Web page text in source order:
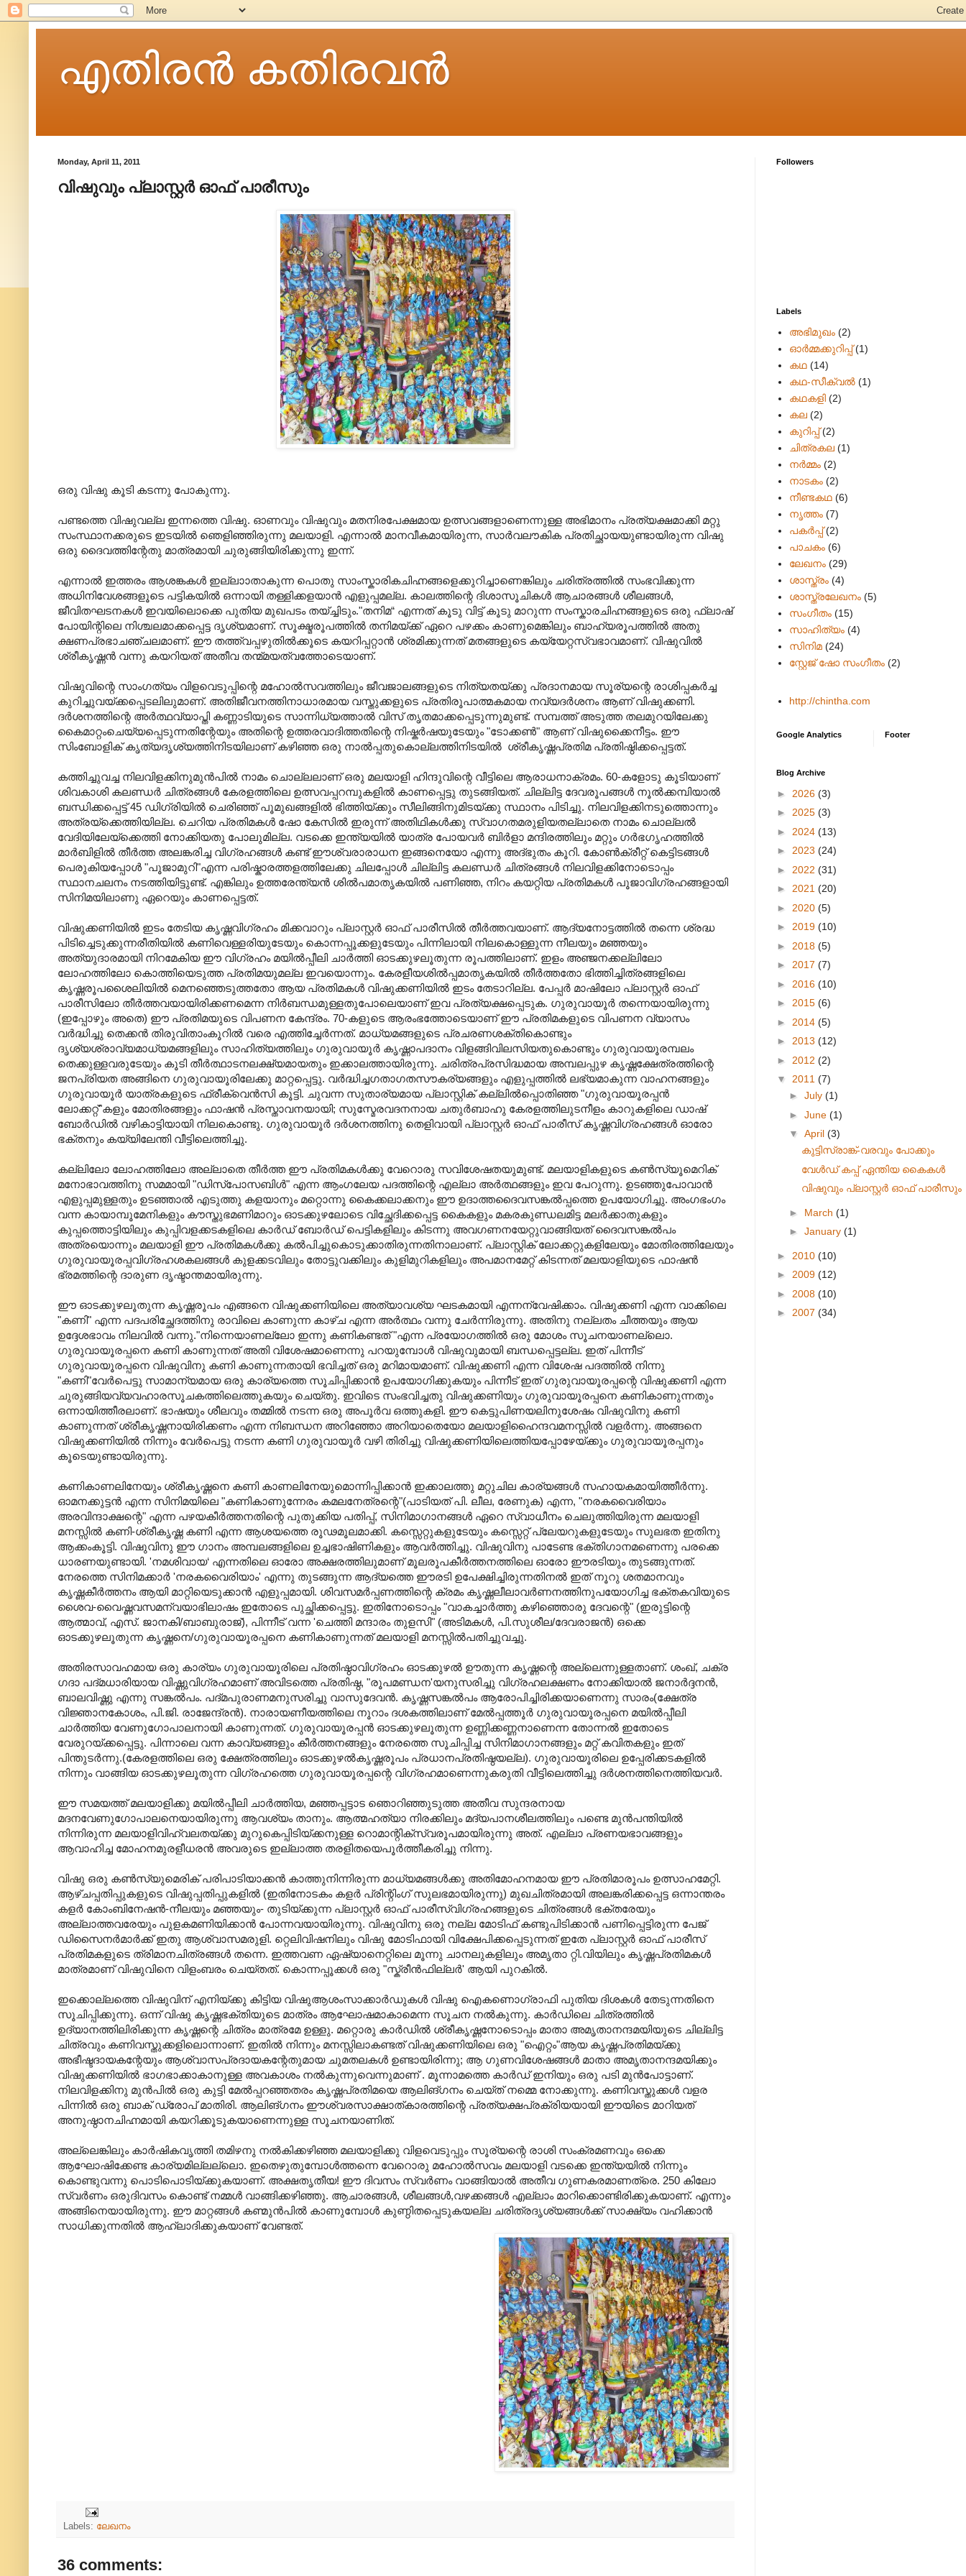
എതിരന്‍ കതിരവന്‍
Monday, April 11, 2011
വിഷുവും പ്ലാസ്റ്റര്‍ ഓഫ് പാരീസും
ഒരു വിഷു കൂടി കടന്നു പോകുന്നു.
പണ്ടത്തെ വിഷുവല്ല ഇന്നത്തെ വിഷു. ഓണവും വിഷുവും മതനിരപേക്ഷമായ ഉത്സവങ്ങളാണെന്നുള്ള അഭിമാനം പ്രത്യക്ഷമാക്കി മറ്റു
സംസ്ഥാനക്കരുടെ ഇടയില്‍ ഞെളിഞ്ഞിരുന്നു മലയാളി. എന്നാൽ മാനവീകമായിരുന്ന, സാര്‍വലൗകിക പ്രതിച്ഛായയുണ്ടായിരുന്ന വിഷു
ഒരു ദൈവത്തിന്റേതു മാത്രമായി ചുരുങ്ങിയിരിക്കുന്നു ഇന്ന്.
എന്നാൽ ഇത്തരം ആശങ്കകൾ ഇല്ലാ‍ാതാകുന്ന പൊതു സാംസ്കാരികചിഹ്നങ്ങളെക്കുറിച്ചാണെങ്കിലും ചരിത്രത്തിൽ സംഭവിക്കുന്ന
അധിനിവേശങ്ങളൂടെ പട്ടികയിൽ ഒന്നായി തള്ളിക്കളയാൻ എളുപ്പമല്ല. കാലത്തിന്റെ ദിശാസൂചികള്‍ ആചാരങ്ങള്‍ ശീലങ്ങള്‍,
ജീവിതഘടനകള്‍ ഇവയിലൊക്കെ പുതിയ മുഖപടം തയ്ച്ചിടും."തനിമ“ എന്നത്‌ കൂടു വിട്ട്‌ കൂടു മാറുന്ന സംസ്കാരചിഹ്നങ്ങളുടെ ഒരു ഫ്ലാഷ്‌
പോയിന്റിലെ നിശ്ചലമാക്കപ്പെട്ട ദൃശ്യമാണ്‌. സൂക്ഷ്മരൂപത്തില്‍ തനിമയ്ക്ക്‌ ഏറെ പഴക്കം കാണുമെങ്കിലും ബാഹ്യരൂപത്തില്‍ അതു
ക്ഷണപ്രഭാചഞ്ചലമാണ്‌. ഈ തത്ത്വപ്പഴുതിൽക്കൂടെ കയറിപ്പറ്റാൻ ശ്രമിക്കുന്നത് മതങ്ങളുടെ കയ്യേറ്റസ്വഭാവമാണ്. വിഷുവിൽ
ശ്രീകൃഷ്ണൻ വന്നു കയറിയത് അതീവ തന്മ്മയത്വത്തോടെയാണ്.
വിഷുവിന്റെ സാംഗത്യം വിളവെടുപ്പിന്റെ മഹോല്‍സവത്തിലും ജീവജാലങ്ങളുടെ നിത്യതയ്ക്കു പ്രദാനമായ സൂര്യന്റെ രാശിപ്പകര്‍ച്ച
കുറിച്ചുവയ്ക്കപ്പെടലിലുമാണ്‌. അതിജീവനത്തിനാധാരമായ വസ്തുക്കളുടെ പ്രതിരൂപാത്മകമായ നവ്യദര്‍ശനം ആണ്‌ വിഷുക്കണി.
ദര്‍ശനത്തിന്റെ അര്‍ത്ഥവ്യാപ്തി കണ്ണാടിയുടെ സാന്നിധ്യത്താല്‍ വിസ്‌ തൃതമാക്കപ്പെടുന്നുമുണ്ട്‌. സമ്പത്ത്‌ അടുത്ത തലമുറയിലേക്കു
കൈമാറ്റംചെയ്യപ്പെടുന്നതിന്റേയും അതിന്റെ ഉത്തരവാദിത്തതിന്റെ നിഷ്കര്‍ഷയുടേയും "ടോക്കണ്‍" ആണ്‌ വിഷുക്കൈനീട്ടം. ഈ
സിംബോളിക്‌ കൃത്യദൃശ്യത്തിനിടയിലാണ്‌ കഴിഞ്ഞ ഒരു നാൽപ്പതുകൊല്ലത്തിനിടയിൽ ശ്രീകൃഷ്ണപ്രതിമ പ്രതിഷ്ഠിക്കപ്പെട്ടത്‌.
കത്തിച്ചുവച്ച നിലവിളക്കിനുമുന്‍പില്‍ നാമം ചൊല്ലലാണ്‌ ഒരു മലയാളി ഹിന്ദുവിന്റെ വീട്ടിലെ ആരാധനാക്രമം. 60-കളോടു കൂടിയാണ്‌
ശിവകാശി കലണ്ഡര്‍ ചിത്രങ്ങള്‍ കേരളത്തിലെ ഉത്സവപ്പറമ്പുകളില്‍ കാണപ്പെട്ടു തുടങ്ങിയത്‌. ചില്ലിട്ട ദേവരൂപങ്ങള്‍ നൂല്‍ക്കമ്പിയാല്‍
ബന്ധിക്കപ്പെട്ട്‌ 45 ഡിഗ്രിയില്‍ ചെരിഞ്ഞ്‌ പൂമുഖങ്ങളില്‍ ഭിത്തിയ്ക്കും സീലിങ്ങിനുമിടയ്ക്കു സ്ഥാനം പിടിച്ചു. നിലവിളക്കിനടുത്തൊന്നും
അത്രയ്ക്കെത്തിയില്ല. ചെറിയ പ്രതിമകള്‍ ഷോ കേസില്‍ ഇരുന്ന്‌ അതിഥികള്‍ക്കു സ്വാഗതമരുളിയതല്ലാതെ നാമം ചൊല്ലല്‍
വേദിയിലേയ്ക്കെത്തി നോക്കിയതു പോലുമില്ല. വടക്കെ ഇന്ത്യയില്‍ യാത്ര പോയവര്‍ ബിര്‍ളാ മന്ദിരത്തിലും മറ്റും ഗര്‍ഭഗൃഹത്തില്‍
മാര്‍ബിളില്‍ തീര്‍ത്ത അലങ്കരിച്ച വിഗ്രഹങ്ങള്‍ കണ്ട്‌ ഈശ്വരാരാധന ഇങ്ങനെയോ എന്നു അദ്ഭുതം കൂറി. കോണ്‍ക്രീറ്റ്‌ കെട്ടിടങ്ങള്‍
പെരുകിയപ്പോള്‍ "പൂജാമുറി"എന്ന പരിഷ്കാരത്തളത്തിലേക്കു ചിലപ്പോള്‍ ചില്ലിട്ട കലണ്ഡര്‍ ചിത്രങ്ങള്‍ നിലവിളക്കിനോടൊപ്പം
സ്ഥാനചലനം നടത്തിയിട്ടുണ്ട്‌. എങ്കിലും ഉത്തരേന്ത്യന്‍ ശില്‍പമാതൃകയില്‍ പണിഞ്ഞ, നിറം കയറ്റിയ പ്രതിമകള്‍ പൂജാവിഗ്രഹങ്ങളായി
സിനിമയിലാണു ഏറെയും കാണപ്പെട്ടത്‌.
വിഷുക്കണിയില്‍ ഇടം തേടിയ കൃഷ്ണവിഗ്രഹം മിക്കവാറും പ്ലാസ്റ്റര്‍ ഓഫ്‌ പാരീസില്‍ തീര്‍ത്തവയാണ്‌. ആദ്യനോട്ടത്തില്‍ തന്നെ ശ്രദ്ധ
പിടിച്ചെടുക്കുന്നരീതിയില്‍ കണിവെള്ളരിയുടേയും കൊന്നപ്പൂക്കളുടേയും പിന്നിലായി നിലകൊള്ളുന്ന നീലയും മഞ്ഞയും
അത്യുദാരമായി നിറമേകിയ ഈ വിഗ്രഹം മയില്‍പ്പീലി ചാര്‍ത്തി ഓടക്കുഴലൂതുന്ന രൂപത്തിലാണ്‌. ഇളം അഞ്ജനക്കല്ലിലോ
ലോഹത്തിലോ കൊത്തിയെടുത്ത പ്രതിമയുമല്ല ഇവയൊന്നും. കേരളീയശില്‍പ്പമാതൃകയില്‍ തീര്‍ത്തതോ ഭിത്തിച്ചിത്രങ്ങളിലെ
കൃഷ്ണരൂപശൈലിയില്‍ ‍മെനഞ്ഞെടുത്തതോ ആയ പ്രതിമകള്‍ വിഷുക്കണിയില്‍ ഇടം തേടാറില്ല. പേപ്പര്‍ മാഷിലോ പ്ലാസ്റ്റര്‍ ഓഫ്‌
പാരീസിലോ തീര്‍ത്തവയായിരിക്കണമെന്ന നിര്‍ബന്ധമുള്ളതുപോലെയാണ്‌ ഇവ പ്രത്യക്ഷപ്പെടുക. ഗുരുവായൂര്‍ തന്നെയായിരുന്നു
(ഇപ്പോഴും അതെ) ഈ പ്രതിമയുടെ വിപണന കേന്ദ്രം. 70-കളുടെ ആരംഭത്തോടെയാണ്‌ ഈ പ്രതിമകളുടെ വിപണന വ്യാസം
വര്‍ദ്ധിച്ചു തെക്കന്‍ തിരുവിതാംകൂറില്‍ വരെ എത്തിച്ചേര്‍ന്നത്‌. മാധ്യമങ്ങളുടെ പ്രചരണശക്തികൊണ്ടും
ദൃശ്യശ്രാവ്യമാധ്യമങ്ങളിലും സാഹിത്യത്തിലും ഗുരുവായൂര്‍ കൃഷ്ണാപദാനം വിളങ്ങിവിലസിയതുകൊണ്ടും ഗുരുവായൂരമ്പലം
തെക്കുള്ളവരുടേയും കൂടി തീര്‍ത്ഥാടനലക്ഷ്യമായതും ഇക്കാലത്തായിരുന്നു. ചരിത്രപ്രസിദ്ധമായ അമ്പലപ്പുഴ കൃഷ്ണക്ഷേത്രത്തിന്റെ
ജനപ്രിയത അങ്ങിനെ ഗുരുവായൂരിലേക്കു മാറ്റപ്പെട്ടു. വര്‍ദ്ധിച്ചഗതാഗതസൗകര്യങ്ങളും എളുപ്പത്തില്‍ ലഭ്യമാകുന്ന വാഹനങ്ങളും
ഗുരുവായൂര്‍ യാത്രകളുടെ ഫ്രീക്വെന്‍സി കൂട്ടി. ചുവന്ന സുതാര്യമായ പ്ലാസ്റ്റിക്‌ കല്ലില്‍പ്പൊതിഞ്ഞ "ഗുരുവായൂരപ്പന്‍
ലോക്കറ്റ്‌"കളും മോതിരങ്ങളും ഫാഷന്‍ പ്രസ്താവനയായി; സുസ്മേരവദനനായ ചതുര്‍ബാഹു കേരളത്തിലുടനീളം കാറുകളിലെ ഡാഷ്
ബോര്‍‍ഡില്‍ വഴികാട്ടിയായി നിലകൊണ്ടു. ഗുരുവായൂര്‍ ദര്‍ശനത്തിനു തെളിവായി പ്ലാസ്റ്റര്‍ ഓഫ്‌ പാരീസ്‌ കൃഷ്ണവിഗ്രഹങ്ങള്‍ ഓരോ
ഭക്തനും കയ്യിലേന്തി വീട്ടിലെത്തിച്ചു.
കല്ലിലോ ലോഹത്തിലോ അല്ലാതെ തീര്‍ത്ത ഈ പ്രതിമകള്‍ക്കു വേറൊരു സവിശേഷതയുമുണ്ട്‌. മലയാളികളുടെ കണ്‍സ്യൂമെറിക്‌
മനോഭാവത്തിനു സമമായി "ഡിസ്പോസബിള്‍" എന്ന ആംഗലേയ പദത്തിന്റെ എല്ലാ അര്‍ത്ഥങ്ങളും ഇവ പേറുന്നു. ഉടഞ്ഞുപോവാന്‍
എളുപ്പമുള്ളതും ഉടഞ്ഞാല്‍ എടുത്തു കളയാനും മറ്റൊന്നു കൈക്കലാക്കനും ഈ ഉദാത്തദൈവസങ്കല്‍പ്പത്തെ ഉപയോഗിച്ചു. അംഗഭംഗം
വന്ന കായാമ്പൂമേനികളും കൗസ്തുഭമണിമാറും ഓടക്കുഴലോടെ വിച്ഛേദിക്കപ്പെട്ട കൈകളും മകരകുണ്ഡലമിട്ട മലര്‍ക്കാതുകളും
കുപ്പത്തൊട്ടിയിലും കുപ്പിവളക്കടകളിലെ കാര്‍ഡ്‌ ബോര്‍ഡ്‌ പെട്ടികളിലും കിടന്നു അവഗണനയേറ്റുവാങ്ങിയത്‌ ദൈവസങ്കല്‍പം
അത്രയൊന്നും മലയാളി ഈ പ്രതിമകള്‍ക്കു കല്‍പിച്ചുകൊടുക്കാതിരുന്നതിനാലാണ്‌. പ്ലാസ്റ്റിക്‌ ലോക്കറ്റുകളിലേയും മോതിരത്തിലേയും
ഗുരുവായൂരപ്പവിഗ്രഹശകലങ്ങള്‍ കുളക്കടവിലും തോട്ടുവക്കിലും കുളിമുറികളിലും അപമാനമേറ്റ്‌ കിടന്നത്‌ മലയാളിയുടെ ഫാഷന്‍
ഭ്രമത്തിന്റെ ദാരുണ ദൃഷ്ടാന്തമായിരുന്നു.
ഈ ഓടക്കുഴലൂതുന്ന കൃഷ്ണരൂപം എങ്ങനെ വിഷുക്കണിയിലെ അത്യാവശ്യ ഘടകമായി എന്നന്വേഷിക്കാം. വിഷുക്കണി എന്ന വാക്കിലെ
"കണി" എന്ന പദപരിച്ഛേദത്തിനു രാവിലെ കാണുന്ന കാഴ്ച എന്ന അര്‍ത്ഥം വന്നു ചേര്‍ന്നിരുന്നു. അതിനു നല്ലതം ചീത്തയും ആയ
ഉദ്ദേശഭാവം നിലവില്‍ വന്നു."നിന്നെയാണല്ലോ ഇന്നു കണികണ്ടത്‌ "എന്ന പ്രയോഗത്തില്‍ ഒരു മോശം സൂചനയാണല്ലൊ.
ഗുരുവായൂരപ്പനെ കണി കാണുന്നത്‌ അതി വിശേഷമാണെന്നു പറയുമ്പോള്‍ വിഷുവുമായി ബന്ധപ്പെട്ടല്ല. ഇത്‌ പിന്നീട്‌
ഗുരുവായൂരപ്പനെ വിഷുവിനു കണി കാണുന്നതായി ഭവിച്ചത്‌ ഒരു മറിമായമാണ്‌. വിഷുക്കണി എന്ന വിശേഷ പദത്തില്‍ നിന്നു
"കണി"വേര്‍പെട്ടു സാമാന്യമായ ഒരു കാര്യത്തെ സൂചിപ്പിക്കാന്‍ ഉപയോഗിക്കുകയും പിന്നീട്‌ ഇത്‌ ഗുരുവായൂരപ്പന്റെ വിഷുക്കണി എന്ന
ചുരുങ്ങിയവ്യവഹാരസൂചകത്തിലെത്തുകയും ചെയ്തു. ഇവിടെ സംഭവിച്ചതു വിഷുക്കണിയും ഗുരുവായൂരപ്പനെ കണികാണുന്നതും
ഒന്നായിത്തീരലാണ്‌. ഭാഷയും ശീലവും തമ്മില്‍ നടന്ന ഒരു അപൂര്‍വ ഒത്തുകളി. ഈ കെട്ടുപിണയലിനുശേഷം വിഷുവിനു കണി
കാണുന്നത്‌ ശ്രീകൃഷ്ണനായിരിക്കണം എന്ന നിബന്ധന അറിഞ്ഞോ അറിയാതെയോ മലയാളിഹൈന്ദവമനസ്സില്‍ വളര്‍ന്നു. അങ്ങനെ
വിഷുക്കണിയില്‍ നിന്നും വേര്‍പെട്ടു നടന്ന കണി ഗുരുവായൂര്‍ വഴി തിരിച്ചു വിഷുക്കണിയിലെത്തിയപ്പോഴേയ്ക്കും ഗുരുവായൂരപ്പനും
കൂടെയുണ്ടായിരുന്നു.
കണികാണലിനേയും ശ്രീകൃഷ്ണനെ കണി കാണലിനേയുമൊന്നിപ്പിക്കാന്‍ ഇക്കാലത്തു മറ്റുചില കാര്യങ്ങള്‍ സഹായകമായിത്തീര്‍ന്നു.
ഓമനക്കുട്ടന്‍ എന്ന സിനിമയിലെ "കണികാണുന്നേരം കമലനേത്രന്റെ"(പാടിയത്‌ പി. ലീല, രേണുക) എന്ന, "നരകവൈരിയാം
അരവിന്ദാക്ഷന്റെ" എന്ന പഴയകീര്‍ത്തനതിന്റെ പുതുക്കിയ പതിപ്പ്, സിനിമാഗാനങ്ങള്‍ ഏറെ സ്വാധീനം ചെലുത്തിയിരുന്ന മലയാളി
മനസ്സില്‍ കണി-ശ്രീകൃഷ്ണ കണി എന്ന ആശയത്തെ രൂഢമൂലമാക്കി. കസ്സെറ്റുകളുടേയും കസ്സെറ്റ്‌ പ്ലേയറുകളുടേയും സുലഭത ഇതിനു
ആക്കംകൂട്ടി. വിഷുവിനു ഈ ഗാനം അമ്പലങ്ങളിലെ ഉച്ചഭാഷിണികളും ആവര്‍ത്തിച്ചു. വിഷുവിനു പാടേണ്ട ഭക്തിഗാനമണെന്നു പരക്കെ
ധാരണയുണ്ടായി. 'നമശിവായ‘ എന്നതിലെ ഓരോ അക്ഷരത്തിലുമാണ്‌ മൂലരൂപകീര്‍ത്തനത്തിലെ ഓരോ ഈരടിയും തുടങ്ങുന്നത്‌.
നേരത്തെ സിനിമക്കാര്‍ 'നരകവൈരിയാം' എന്നു തുടങ്ങുന്ന ആദ്യത്തെ ഈരടി ഉപേക്ഷിച്ചിരുന്നതിനല്‍ ഇത്‌ നൂറു ശതമാനവും
കൃഷ്ണകീര്‍ത്തനം ആയി മാറ്റിയെടുക്കാന്‍ എളുപ്പമായി. ശിവസമര്‍പ്പണത്തിന്റെ ക്രമം കൃഷ്ണലീലാവര്‍ണനത്തിനുപയോഗിച്ച ഭക്തകവിയുടെ
ശൈവ-വൈഷ്ണവസമന്വയാഭിലാഷം ഇതോടെ പുച്ഛിക്കപ്പെട്ടു. ഇതിനോടൊപ്പം "വാകച്ചാര്‍ത്തു കഴിഞ്ഞൊരു ദേവന്റെ" (ഇരുട്ടിന്റെ
ആത്മാവ്‌, എസ്‌. ജാനകി/ബാബുരാജ്‌), പിന്നീട്‌ വന്ന 'ചെത്തി മന്ദാരം തുളസി" (അടിമകള്‍, പി.സുശീല/ദേവരാജന്‍) ഒക്കെ
ഓടക്കുഴലൂതുന്ന കൃഷ്ണനെ/ഗുരുവായൂരപ്പനെ കണികാണുന്നത്‌ മലയാളി മനസ്സില്‍പതിച്ചുവച്ചു.
അതിരസാവഹമായ ഒരു കാര്യം ഗുരുവായൂരിലെ പ്രതിഷ്ഠാവിഗ്രഹം ഓടക്കുഴല്‍ ഊതുന്ന കൃഷ്ണന്റെ അല്ലെന്നുള്ളതാണ്‌. ശംഖ്‌, ചക്ര
ഗദാ പദ്മധാരിയായ വിഷ്ണുവിഗ്രഹമാണ്‌ അവിടത്തെ പ്രതിഷ്ഠ, "രൂപമണ്ഡന'യനുസരിച്ചു വിഗ്രഹലക്ഷണം നോക്കിയാല്‍ ജനാര്‍ദ്ദനന്‍,
ബാലവിഷ്ണു എന്നു സങ്കല്‍പം. പദ്മപുരാണമനുസരിച്ചു വാസുദേവന്‍. കൃഷ്ണസങ്കല്‍പം ആരോപിച്ചിരിക്കയാണെന്നു സാരം(ക്ഷേത്ര
വിജ്ഞാനകോശം, പി.ജി. രാജേന്ദ്രന്‍). നാരായണീയത്തിലെ നൂറാം ദശകത്തിലാണ്‌ മേല്‍പ്പത്തൂര്‍ ഗുരുവായൂരപ്പനെ മയില്‍പ്പീലി
ചാര്‍ത്തിയ വേണുഗോപാലനായി കാണുന്നത്‌. ഗുരുവായൂരപ്പന്‍ ഓടക്കുഴലൂതുന്ന ഉണ്ണിക്കണ്ണനാണെന്ന തോന്നല്‍ ഇതോടെ
വേരുറയ്ക്കപ്പെട്ടു. പിന്നാലെ വന്ന കാവ്യങ്ങളും കീര്‍ത്തനങ്ങളും നേരത്തെ സൂചിപ്പിച്ച സിനിമാഗാനങ്ങളും മറ്റ്‌ കവിതകളും ഇത്‌
പിന്തുടര്‍ന്നു.(കേരളത്തിലെ ഒരു ക്ഷേത്രത്തിലും ഓടക്കുഴല്‍കൃഷ്ണരൂപം പ്രധാനപ്രതിഷ്ഠയല്ല). ഗുരുവായൂരിലെ ഉപ്പേരിക്കടകളില്‍
നിന്നും വാങ്ങിയ ഓടക്കുഴലൂതുന്ന വിഗ്രഹത്തെ ഗുരുവായൂരപ്പന്റെ വിഗ്രഹമാണെന്നുകരുതി വീട്ടിലെത്തിച്ചു ദര്‍ശനത്തിനെത്തിയവര്‍.
ഈ സമയത്ത്‌ മലയാളിക്കു മയില്‍പ്പീലി ചാര്‍ത്തിയ, മഞ്ഞപ്പട്ടാട ഞൊറിഞ്ഞുടുത്ത അതീവ സുന്ദരനായ
മദനവേണുഗോപാലനെയായിരുന്നു ആവശ്യം താനും. ആത്മഹത്യാ നിരക്കിലും മദ്യപാനശീലത്തിലും പണ്ടെ മുന്‍പന്തിയില്‍
നിന്നിരുന്ന മലയാളിവിഹ്വലതയ്ക്കു മുറുകെപ്പിടിയ്ക്കനുള്ള റൊമാന്റിക്‌സ്വരൂപമായിരുന്നു അത്‌. എല്ലാ പ്രണയഭാവങ്ങളും
ആവാഹിച്ച മോഹനമുരളീധരന്‍ അവരുടെ ഇല്ലാത്ത തരളിതയെപൂര്‍ത്തീകരിച്ചു നിന്നു.
വിഷു ഒരു കണ്‍സ്യുമെരിക് പരിപാടിയാക്കന്‍ കാത്തുനിന്നിരുന്ന മാധ്യമങ്ങള്‍ക്കു അതിമോഹനമായ ഈ പ്രതിമാരൂപം ഉത്സാഹമേറ്റി.
ആഴ്ചപ്പതിപ്പുകളുടെ വിഷുപ്പതിപ്പുകളില്‍ (ഇതിനോടകം കളര്‍ പ്രിന്റിംഗ്‌ സുലഭമായിരുന്നു) മുഖചിത്രമായി അലങ്കരിക്കപ്പെട്ട ഒന്നാന്തരം
കളര്‍ കോംബിനേഷന്‍-നീലയും മഞ്ഞയും- തുടിയ്ക്കുന്ന പ്ലാസ്റ്റര്‍ ഓഫ്‌ പാരീസ്‌വിഗ്രഹങ്ങളുടെ ചിത്രങ്ങള്‍ ഭക്തരേയും
അല്ലാത്തവരേയും പുളകമണിയിക്കാന്‍ പോന്നവയായിരുന്നു. വിഷുവിനു ഒരു നല്ല മോടിഫ്‌ കണ്ടുപിടിക്കാന്‍ പണിപ്പെട്ടിരുന്ന പേജ്‌
ഡിസൈനര്‍മാര്‍ക്ക്‌ ഇതു ആശ്വാസമരുളി. റ്റെലിവിഷനിലും വിഷു മോടിഫായി വിക്ഷേപിക്കപ്പെടുന്നത്‌ ഇതേ പ്ലാസ്റ്റര്‍ ഓഫ്‌ പാരീസ്‌
പ്രതിമകളുടെ ത്രിമാനചിത്രങ്ങള്‍ തന്നെ. ഇത്തവണ ഏഷ്യാനെറ്റിലെ മൂന്നു ചാനലുകളിലും അമൃതാ റ്റി.വിയിലും കൃഷ്ണപ്രതിമകള്‍
മാത്രമാണ്‌ വിഷുവിനെ വിളംബരം ചെയ്തത്‌. കൊന്നപ്പൂക്കള്‍ ഒരു "സ്ക്രീന്‍ഫില്ലര്‍' ആയി പുറകില്‍.
ഇക്കൊല്ലത്തെ വിഷുവിന്‌ എനിയ്ക്കു കിട്ടിയ വിഷുആശംസാക്കാര്‍ഡുകള്‍ വിഷു ഐകണൊഗ്രാഫി പുതിയ ദിശകള്‍ തേടുന്നതിനെ
സൂചിപ്പിക്കുന്നു. ഒന്ന്‌ വിഷു കൃഷ്ണഭക്തിയുടെ മാത്രം ആഘോഷമാകാമെന്ന സൂചന നല്‍കുന്നു. കാര്‍ഡിലെ ചിത്രത്തില്‍
ഉദ്യാനത്തിലിരിക്കുന്ന കൃഷ്ണന്റെ ചിത്രം മാത്രമേ ഉള്ളു. മറ്റൊരു കാര്‍ഡില്‍ ശ്രീകൃഷ്ണനോടൊപ്പം മാതാ അമൃതാനന്ദമയിയുടെ ചില്ലിട്ട
ചിത്രവും കണിവസ്തുക്കളിലൊന്നാണ്‌. ഇതില്‍ നിന്നും മനസ്സിലാകണ്ടത്‌ വിഷുക്കണിയിലെ ഒരു "ഐറ്റം"ആയ കൃഷ്ണപ്രതിമയ്ക്കു
അഭീഷ്ടദായകന്റേയും ആശ്വാസപ്രദായകന്റേതുമായ ചുമതലകള്‍ ഉണ്ടായിരിന്നു; ആ ഗുണവിശേഷങ്ങള്‍ മാതാ അമൃതാനന്ദമയിക്കും
വിഷുക്കണിയില്‍ ഭാഗഭാക്കാകാനുള്ള അവകാശം നല്‍കുന്നുവെന്നുമാണ്‌ . മൂന്നാമത്തെ കാര്‍ഡ്‌ ഇനിയും ഒരു പടി മുന്‍പോട്ടാണ്‌.
നിലവിളക്കിനു മുന്‍പില്‍ ഒരു കുട്ടി മേല്‍പ്പറഞ്ഞതരം കൃഷ്ണപ്രതിമയെ ആലിങ്ഗനം ചെയ്ത്‌ നമ്മെ നോക്കുന്നു. കണിവസ്തുക്കള്‍ വളര
പിന്നില്‍ ഒരു ബാക് ഡ്രോപ്‌ മാതിരി. ആലിങ്ഗനം ഈശ്വരസാക്ഷാത്കാരത്തിന്റെ പ്രത്യക്ഷപ്രക്രിയയായി ഈയിടെ മാറിയത്‌
അനുഷ്ഠാനചിഹ്നമായി കയറിക്കൂടുകയാണെന്നുള്ള സൂചനയാണിത്‌.
അല്ലെങ്കിലും കാര്‍ഷികവൃത്തി തമിഴനു നല്‍കിക്കഴിഞ്ഞ മലയാളിക്കു വിളവെടുപ്പും സൂര്യന്റെ രാശി സംക്രമണവും ഒക്കെ
ആഘോഷിക്കേണ്ട കാര്യമില്ലല്ലൊ. ഇതെഴുതുമ്പോള്‍ത്തന്നെ വേറൊരു മഹോല്‍സവം മലയാളി വടക്കെ ഇന്ത്യയില്‍ നിന്നും
കൊണ്ടുവന്നു പൊടിപൊടിയ്ക്കുകയാണ്‌. അക്ഷതൃതീയ! ഈ ദിവസം സ്വര്‍ണം വാങ്ങിയാല്‍ അതീവ ഗുണകരമാണത്രെ. 250 കിലോ
സ്വര്‍ണം ഒരുദിവസം കൊണ്ട്‌ നമ്മള്‍ വാങ്ങിക്കഴിഞ്ഞു. ആചാരങ്ങള്‍, ശീലങ്ങള്‍,വഴക്കങ്ങള്‍ എല്ലാം മാറിക്കൊണ്ടിരിക്കുകയാണ്‌. എന്നും
അങ്ങിനെയായിരുന്നു. ഈ മാറ്റങ്ങള്‍ കണ്മുന്‍പില്‍ കാണുമ്പോള്‍ കുണ്ഠിതപ്പെടുകയല്ല ചരിത്രദൃശ്യങ്ങള്‍ക്ക്‌ സാക്ഷ്യം വഹിക്കാന്‍
സാധിക്കുന്നതില്‍ ആഹ്ലാദിക്കുകയാണ്‌ വേണ്ടത്‌.
Labels: ലേഖനം
36 comments:
Followers
Labels
അഭിമുഖം (2)
ഓർമ്മക്കുറിപ്പ് (1)
കഥ (14)
കഥ-സീക്വല്‍ (1)
കഥകളി (2)
കല (2)
കുറിപ്പ് (2)
ചിത്രകല (1)
നർമ്മം (2)
നാടകം (2)
നീണ്ടകഥ (6)
നൃത്തം (7)
പകര്‍പ്പ് (2)
പാചകം (6)
ലേഖനം (29)
ശാസ്ത്രം (4)
ശാസ്ത്രലേഖനം (5)
സംഗീതം (15)
സാഹിത്യം (4)
സിനിമ (24)
സ്റ്റേജ് ഷോ സംഗീതം (2)
http://chintha.com
Google Analytics Footer
Blog Archive
► 2026 (3)
► 2025 (3)
► 2024 (13)
► 2023 (24)
► 2022 (31)
► 2021 (20)
► 2020 (5)
► 2019 (10)
► 2018 (5)
► 2017 (7)
► 2016 (10)
► 2015 (6)
► 2014 (5)
► 2013 (12)
► 2012 (2)
▼ 2011 (7)
► July (1)
► June (1)
▼ April (3)
കുട്ടിസ്രാങ്ക്-വരവും പോക്കും
വേൾഡ് കപ്പ് ഏന്തിയ കൈകൾ
വിഷുവും പ്ലാസ്റ്റര്‍ ഓഫ് പാരീസും
► March (1)
► January (1)
► 2010 (10)
► 2009 (12)
► 2008 (10)
► 2007 (34)